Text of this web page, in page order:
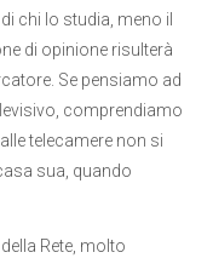
chi lo studia, meno il
di opinione risulterà
Se pensiamo ad
comprendiamo
telecamere non si
sua, quando
Rete, molto